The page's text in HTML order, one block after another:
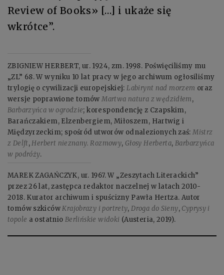
Review of Books» […] i ukaże się
wkrótce”.
ZBIGNIEW HERBERT, ur. 1924, zm. 1998. Poświęciliśmy mu
„ZL” 68. W wyniku 10 lat pracy w jego archiwum ogłosiliśmy
trylogię o cywilizacji europejskiej:Labirynt nad morzem oraz
wersje poprawione tomówMartwa natura z wędzidłem,
Barbarzyńca w ogrodzie; korespondencję z Czapskim,
Barańczakiem, Elzenbergiem, Miłoszem, Hartwig i
Międzyrzeckim; spośród utworów odnalezionych zaś:Mistrz
z Delft,Herbert nieznany. Rozmowy, Głosy Herberta,Barbarzyńca
w podróży.
MAREK ZAGAŃCZYK, ur. 1967. W „Zeszytach Literackich”
przez 26 lat, zastępca redaktor naczelnej w latach 2010-
2018. Kurator archiwum i spuścizny Pawła Hertza. Autor
tomów szkicówKrajobrazy i portrety,Droga do Sieny, Cyprysy i
topole a ostatnio Berlińskie widoki (Austeria, 2019).